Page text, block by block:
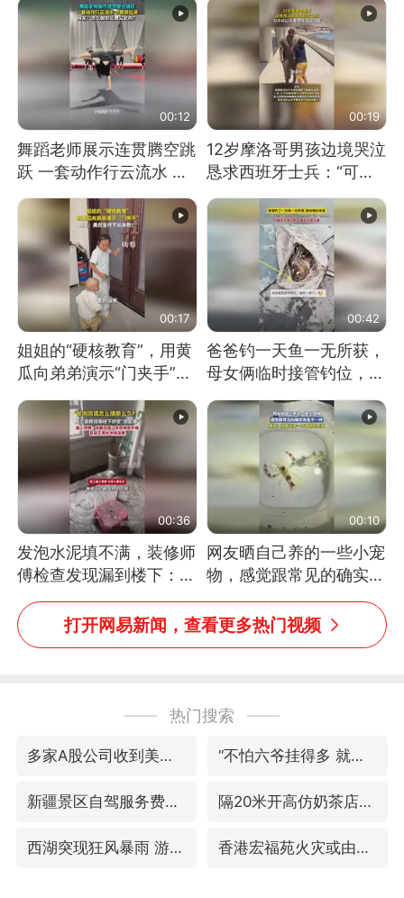
00:12
舞蹈老师展示连贯腾空跳
跃 一套动作行云流水 节
奏感拉满 网友：怎么做
到又舞又武的？
00:19
12岁摩洛哥男孩边境哭泣
恳求西班牙士兵：“可不
可以不要把我遣返回国”
00:17
姐姐的“硬核教育”，用黄
瓜向弟弟演示“门夹手”，
网友：果然言传不如身
教！
00:42
爸爸钓一天鱼一无所获，
母女俩临时接管钓位，用
玩具鱼竿钓上大鱼
00:36
发泡水泥填不满，装修师
傅检查发现漏到楼下：出
风口未延伸到外墙
00:10
网友晒自己养的一些小宠
物，感觉跟常见的确实有
些不一样
打开网易新闻，查看更多热门视频
热门搜索
多家A股公司收到美国关税退款 “不怕六爷挂得多 就怕六爷挂一颗”
新疆景区自驾服务费改为按车收费 隔20米开高仿奶茶店被判赔35万元
西湖突现狂风暴雨 游客瞬间被浇透 香港宏福苑火灾或由烟头引起